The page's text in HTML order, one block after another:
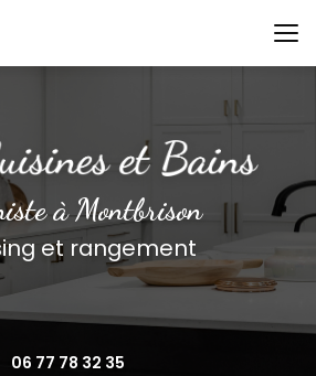
à Montbrison
et rangement
06 77 78 32 35